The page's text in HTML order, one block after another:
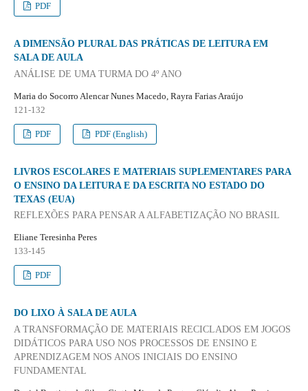
PDF
A DIMENSÃO PLURAL DAS PRÁTICAS DE LEITURA EM
SALA DE AULA
ANÁLISE DE UMA TURMA DO 4º ANO
Maria do Socorro Alencar Nunes Macedo, Rayra Farias Araújo
121-132
PDF PDF (English)
LIVROS ESCOLARES E MATERIAIS SUPLEMENTARES PARA
O ENSINO DA LEITURA E DA ESCRITA NO ESTADO DO
TEXAS (EUA)
REFLEXÕES PARA PENSAR A ALFABETIZAÇÃO NO BRASIL
Eliane Teresinha Peres
133-145
PDF
DO LIXO À SALA DE AULA
A TRANSFORMAÇÃO DE MATERIAIS RECICLADOS EM JOGOS
DIDÁTICOS PARA USO NOS PROCESSOS DE ENSINO E
APRENDIZAGEM NOS ANOS INICIAIS DO ENSINO
FUNDAMENTAL